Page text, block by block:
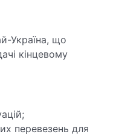
Україна, що
кінцевому
перевезень для